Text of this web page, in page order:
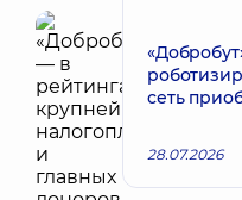
сеть
28.07.2026